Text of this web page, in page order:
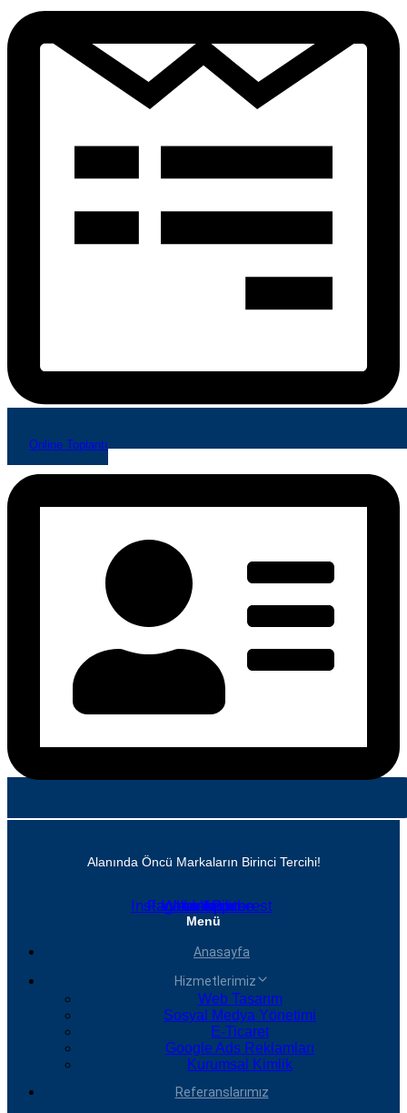
Online Toplantı
Alanında Öncü Markaların Birinci Tercihi!
Instagram
Facebook
Whatsapp
Linkedin
Youtube
Pinterest
Menü
Anasayfa
Hizmetlerimiz
Web Tasarım
Sosyal Medya Yönetimi
E-Ticaret
Google Ads Reklamları
Kurumsal Kimlik
Referanslarımız